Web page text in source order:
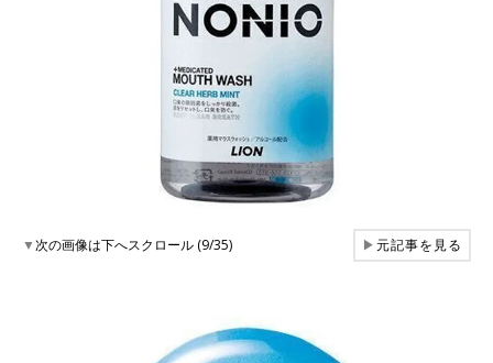
▼次の画像は下へスクロール (9/35) ▶元記事を見る